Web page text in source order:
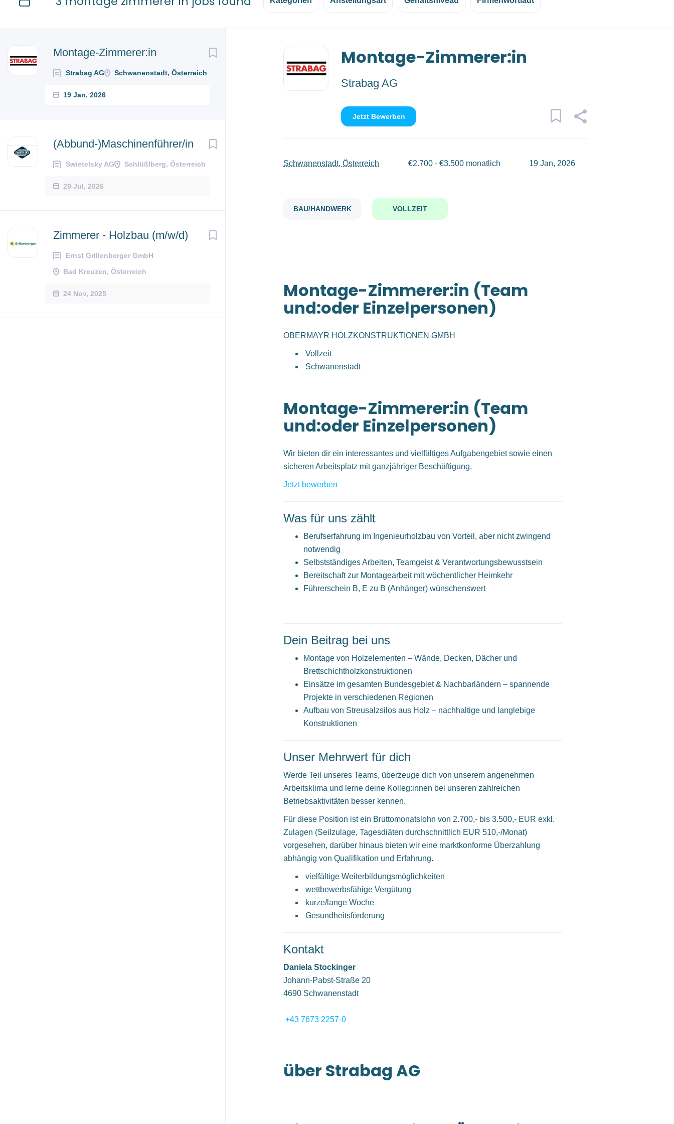
Montage-Zimmerer:in
Strabag AG Schwanenstadt, Österreich
19 Jan, 2026
(Abbund-)Maschinenführer/in
Swietelsky AG Schlüßlberg, Österreich
29 Jul, 2026
Zimmerer - Holzbau (m/w/d)
Ernst Grillenberger GmbH
Bad Kreuzen, Österreich
24 Nov, 2025
job
list
Montage-Zimmerer:in
Strabag AG
Jetzt Bewerben
Schwanenstadt, Österreich €2.700 - €3.500 monatlich 19 Jan, 2026
BAU/HANDWERK VOLLZEIT
Montage-Zimmerer:in (Team
und:oder Einzelpersonen)
OBERMAYR HOLZKONSTRUKTIONEN GMBH
Vollzeit
Schwanenstadt
Montage-Zimmerer:in (Team
und:oder Einzelpersonen)
Wir bieten dir ein interessantes und vielfältiges Aufgabengebiet sowie einen
sicheren Arbeitsplatz mit ganzjähriger Beschäftigung.
Jetzt bewerben
Was für uns zählt
Berufserfahrung im Ingenieurholzbau von Vorteil, aber nicht zwingend
notwendig
Selbstständiges Arbeiten, Teamgeist & Verantwortungsbewusstsein
Bereitschaft zur Montagearbeit mit wöchentlicher Heimkehr
Führerschein B, E zu B (Anhänger) wünschenswert
Dein Beitrag bei uns
Montage von Holzelementen – Wände, Decken, Dächer und
Brettschichtholzkonstruktionen
Einsätze im gesamten Bundesgebiet & Nachbarländern – spannende
Projekte in verschiedenen Regionen
Aufbau von Streusalzsilos aus Holz – nachhaltige und langlebige
Konstruktionen
Unser Mehrwert für dich
Werde Teil unseres Teams, überzeuge dich von unserem angenehmen
Arbeitsklima und lerne deine Kolleg:innen bei unseren zahlreichen
Betriebsaktivitäten besser kennen.
Für diese Position ist ein Bruttomonatslohn von 2.700,- bis 3.500,- EUR exkl.
Zulagen (Seilzulage, Tagesdiäten durchschnittlich EUR 510,-/Monat)
vorgesehen, darüber hinaus bieten wir eine marktkonforme Überzahlung
abhängig von Qualifikation und Erfahrung.
vielfältige Weiterbildungsmöglichkeiten
wettbewerbsfähige Vergütung
kurze/lange Woche
Gesundheitsförderung
Kontakt
Daniela Stockinger
Johann-Pabst-Straße 20
4690 Schwanenstadt
+43 7673 2257-0
über Strabag AG